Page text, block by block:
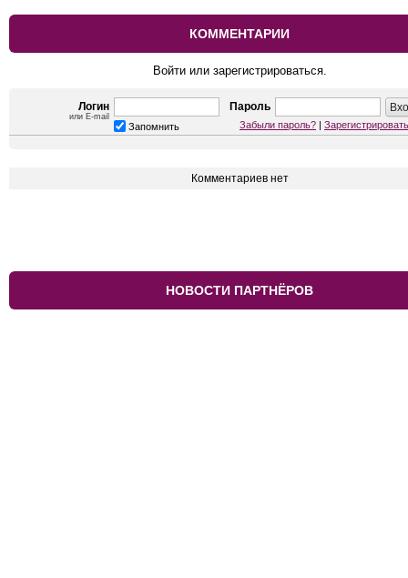
КОММЕНТАРИИ
Войти или зарегистрироваться.
Логин
или E-mail
Пароль
Запомнить Забыли пароль? |
Комментариев нет
НОВОСТИ ПАРТНЁРОВ